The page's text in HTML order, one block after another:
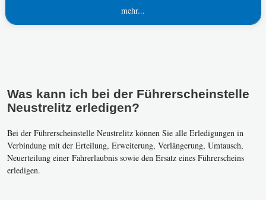
mehr...
Was kann ich bei der Führerscheinstelle
Neustrelitz erledigen?
Bei der Führerscheinstelle Neustrelitz können Sie alle Erledigungen in
Verbindung mit der Erteilung, Erweiterung, Verlängerung, Umtausch,
Neuerteilung einer Fahrerlaubnis sowie den Ersatz eines Führerscheins
erledigen.